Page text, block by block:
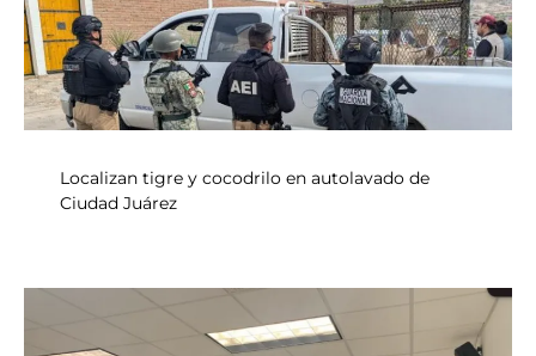
Localizan tigre y cocodrilo en autolavado de
Ciudad Juárez